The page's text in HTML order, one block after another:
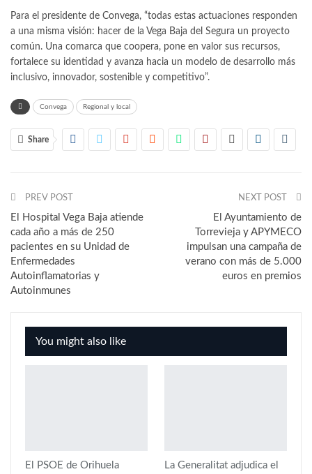
Para el presidente de Convega, “todas estas actuaciones responden
a una misma visión: hacer de la Vega Baja del Segura un proyecto
común. Una comarca que coopera, pone en valor sus recursos,
fortalece su identidad y avanza hacia un modelo de desarrollo más
inclusivo, innovador, sostenible y competitivo”.
Convega Regional y local
Share
PREV POST
El Hospital Vega Baja atiende
cada año a más de 250
pacientes en su Unidad de
Enfermedades
Autoinflamatorias y
Autoinmunes
NEXT POST
El Ayuntamiento de
Torrevieja y APYMECO
impulsan una campaña de
verano con más de 5.000
euros en premios
You might also like
El PSOE de Orihuela
La Generalitat adjudica el